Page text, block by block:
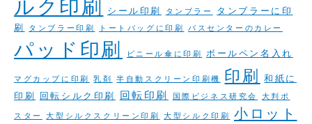
ルク印刷
シール印刷 タンブラー
タンブラーに印
刷
タンブラー印刷 トートバッグに印刷 バスセンターのカレー
パッド印刷 ビニール傘に印刷 ボールペン名入れ
マグカップに印刷 乳剤 半自動スクリーン印刷機 印刷 和紙に
印刷 回転シルク印刷 回転印刷 国際ビジネス研究会
大判ポ
スター
大型シルクスクリーン印刷 大型シルク印刷
小ロット